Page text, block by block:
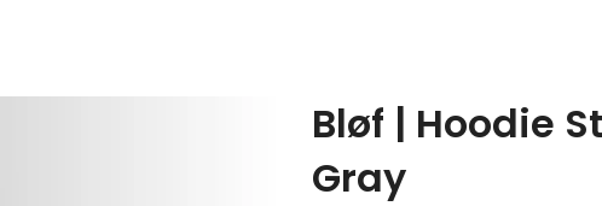
Bløf | Hoodie
Gray